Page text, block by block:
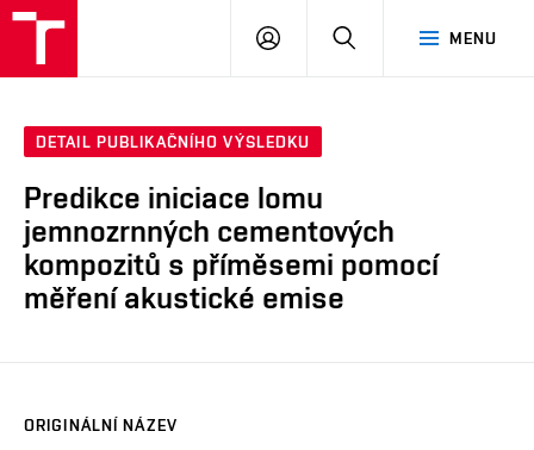
MENU
PŘIHLÁSIT
DETAIL PUBLIKAČNÍHO VÝSLEDKU
Predikce iniciace lomu
jemnozrnných cementových
kompozitů s příměsemi pomocí
měření akustické emise
ORIGINÁLNÍ NÁZEV